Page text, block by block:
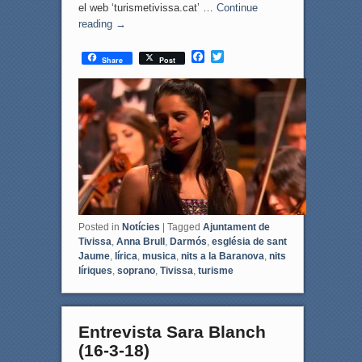
el web ‘turismetivissa.cat’ … Continue
reading →
Share Post
F
c
e
b
o
o
k
T
i
e
r
Posted in Notícies Tagged Ajuntament de
Tivissa, Anna Brull , Darmós, església de sant
Jaume, lírica, musica, nits a la Baranova, nits
líriques, soprano, Tivissa, turisme
Entrevista Sara Blanch
(16-3-18)